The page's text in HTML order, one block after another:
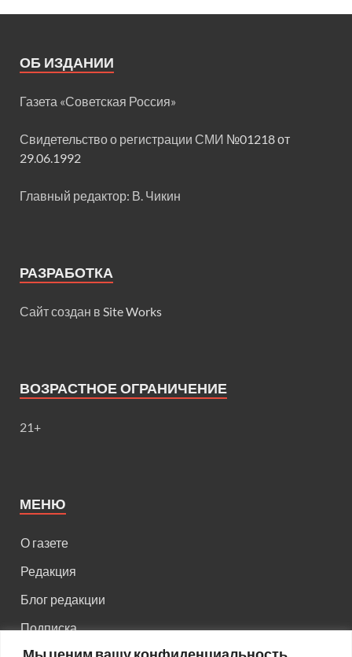
Мы ценим вашу конфиденциальность
ОБ ИЗДАНИИ
Газета «Советская Россия»
Свидетельство о регистрации СМИ №01218 от
29.06.1992
Главный редактор: В. Чикин
РАЗРАБОТКА
Сайт создан в Site Works
ВОЗРАСТНОЕ ОГРАНИЧЕНИЕ
21+
МЕНЮ
О газете
Редакция
Блог редакции
Подписка